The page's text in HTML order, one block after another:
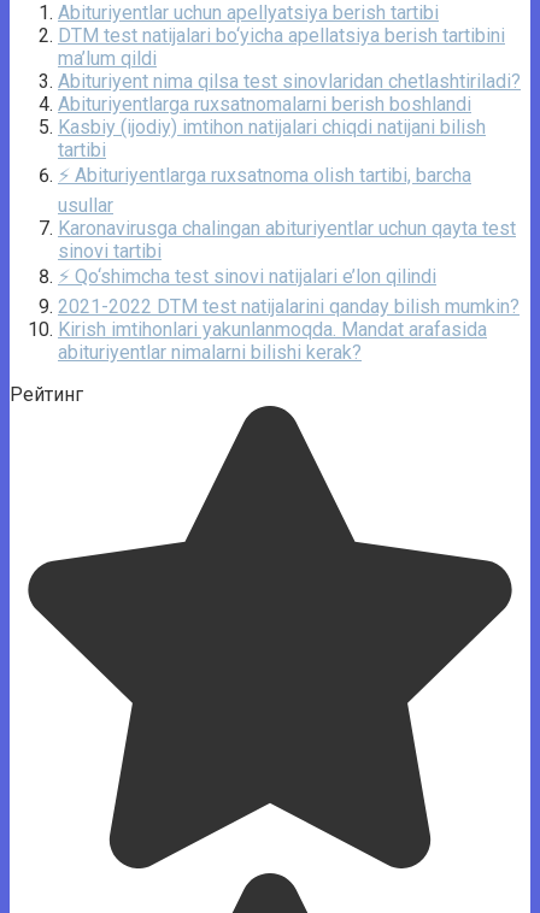
Abituriyentlar uchun apellyatsiya berish tartibi
DTM test natijalari bo‘yicha apellatsiya berish tartibini
ma’lum qildi
Abituriyent nima qilsa test sinovlaridan chetlashtiriladi?
Abituriyentlarga ruxsatnomalarni berish boshlandi
Kasbiy (ijodiy) imtihon natijalari chiqdi natijani bilish
tartibi
⚡️ Abituriyentlarga ruxsatnoma olish tartibi, barcha
usullar
Karonavirusga chalingan abituriyentlar uchun qayta test
sinovi tartibi
⚡️ Qo‘shimcha test sinovi natijalari e’lon qilindi
2021-2022 DTM test natijalarini qanday bilish mumkin?
Kirish imtihonlari yakunlanmoqda. Mandat arafasida
abituriyentlar nimalarni bilishi kerak?
Рейтинг